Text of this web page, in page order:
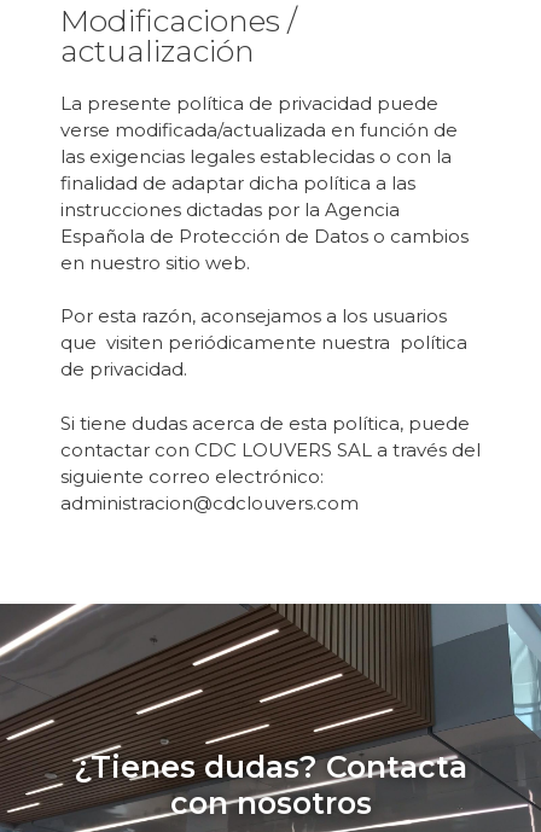
Modificaciones /
actualización
La presente política de privacidad puede
verse modificada/actualizada en función de
las exigencias legales establecidas o con la
finalidad de adaptar dicha política a las
instrucciones dictadas por la Agencia
Española de Protección de Datos o cambios
en nuestro sitio web.
Por esta razón, aconsejamos a los usuarios
que visiten periódicamente nuestra política
de privacidad.
Si tiene dudas acerca de esta política, puede
contactar con CDC LOUVERS SAL a través del
siguiente correo electrónico:
administracion@cdclouvers.com
¿Tienes dudas? Contacta
con nosotros